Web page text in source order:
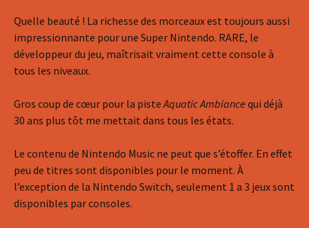
Quelle beauté ! La richesse des morceaux est toujours aussi
impressionnante pour une Super Nintendo. RARE, le
développeur du jeu, maîtrisait vraiment cette console à
tous les niveaux.
Gros coup de cœur pour la piste Aquatic Ambiance qui déjà
30 ans plus tôt me mettait dans tous les états.
Le contenu de Nintendo Music ne peut que s’étoffer. En effet
peu de titres sont disponibles pour le moment. À
l’exception de la Nintendo Switch, seulement 1 a 3 jeux sont
disponibles par consoles.